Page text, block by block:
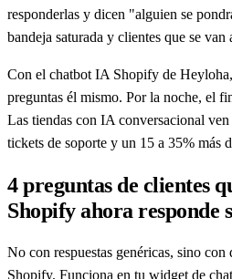
responderlas y dicen "alguien se
bandeja saturada y clientes que se van
Con el chatbot IA Shopify de Heyloha,
preguntas él mismo. Por la noche, el
Las tiendas con IA conversacional
tickets de soporte y un 15 a 35% más
4 preguntas de clientes
Shopify ahora responde
No con respuestas genéricas, sino
Shopify. Funciona en tu widget de